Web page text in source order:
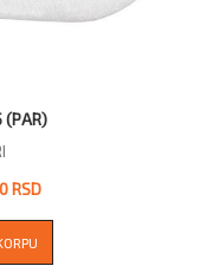
(PAR)
RSD